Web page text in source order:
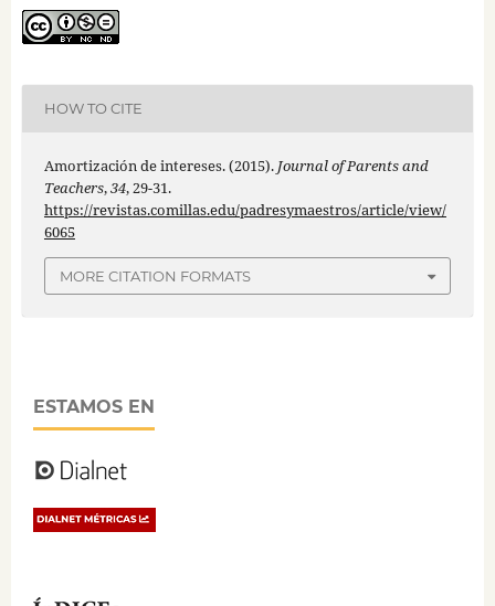
HOW TO CITE
Amortización de intereses. (2015). Journal of Parents and
Teachers,34, 29-31.
https://revistas.comillas.edu/padresymaestros/article/view/
6065
MORE CITATION FORMATS
ESTAMOS EN